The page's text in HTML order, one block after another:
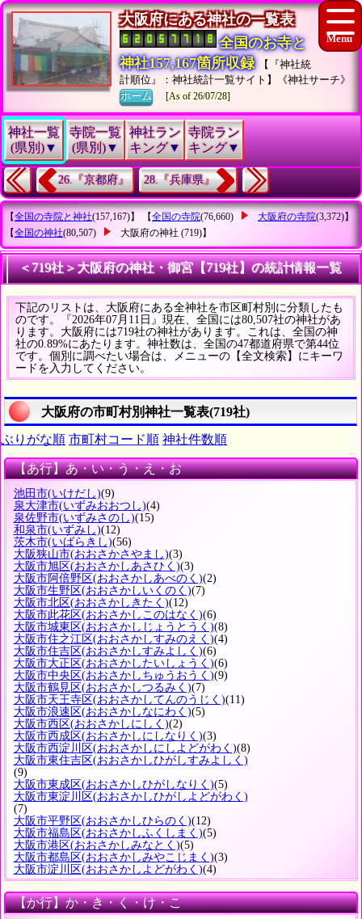
大阪府にある神社の一覧表
全国のお寺と
神社157,167箇所収録
【『神社統
計順位』：神社統計一覧サイト】《神社サーチ》
ホーム
[As of 26/07/28]
神社一覧
(県別)▼
寺院一覧
(県別)▼
神社ラン
キング▼
寺院ラン
キング▼
26.『京都府』 28.『兵庫県』
【全国の寺院と神社(157,167)】 【全国の寺院(76,660) 大阪府の寺院(3,372)】
【全国の神社(80,507) 大阪府の神社 (719)】
＜719社＞大阪府の神社・御宮【719社】の統計情報一覧
下記のリストは、大阪府にある全神社を市区町村別に分類したも
のです。『2026年07月11日』現在、全国には80,507社の神社があ
ります。大阪府には719社の神社があります。これは、全国の神
社の0.89%にあたります。神社数は、全国の47都道府県で第44位
です。個別に調べたい場合は、メニューの【全文検索】にキーワ
ードを入力してください。
大阪府の市町村別神社一覧表(719社)
ぶりがな順 市町村コード順 神社件数順
【あ行】あ・い・う・え・お
池田市(いけだし)(9)
泉大津市(いずみおおつし)(4)
泉佐野市(いずみさのし)(15)
和泉市(いずみし)(12)
茨木市(いばらきし)(56)
大阪狭山市(おおさかさやまし)(3)
大阪市旭区(おおさかしあさひく)(3)
大阪市阿倍野区(おおさかしあべのく)(2)
大阪市生野区(おおさかしいくのく)(7)
大阪市北区(おおさかしきたく)(12)
大阪市此花区(おおさかしこのはなく)(6)
大阪市城東区(おおさかしじょうとうく)(8)
大阪市住之江区(おおさかしすみのえく)(4)
大阪市住吉区(おおさかしすみよしく)(6)
大阪市大正区(おおさかしたいしょうく)(6)
大阪市中央区(おおさかしちゅうおうく)(9)
大阪市鶴見区(おおさかしつるみく)(7)
大阪市天王寺区(おおさかしてんのうじく)(11)
大阪市浪速区(おおさかしなにわく)(5)
大阪市西区(おおさかしにしく)(2)
大阪市西成区(おおさかしにしなりく)(3)
大阪市西淀川区(おおさかしにしよどがわく)(8)
大阪市東住吉区(おおさかしひがしすみよしく)
(9)
大阪市東成区(おおさかしひがしなりく)(5)
大阪市東淀川区(おおさかしひがしよどがわく)
(7)
大阪市平野区(おおさかしひらのく)(12)
大阪市福島区(おおさかしふくしまく)(5)
大阪市港区(おおさかしみなとく)(5)
大阪市都島区(おおさかしみやこじまく)(3)
大阪市淀川区(おおさかしよどがわく)(4)
【か行】か・き・く・け・こ